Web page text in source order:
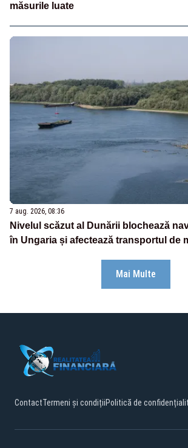
măsurile luate
7 aug. 2026, 08:36
Nivelul scăzut al Dunării blochează
în Ungaria și afectează transportul de
Mai Multe
ContactTermeni și condițiiPolitică de